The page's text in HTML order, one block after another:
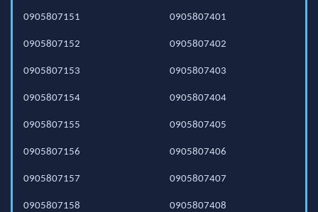
0905807151
0905807152
0905807153
0905807154
0905807155
0905807156
0905807157
0905807158
0905807401
0905807402
0905807403
0905807404
0905807405
0905807406
0905807407
0905807408